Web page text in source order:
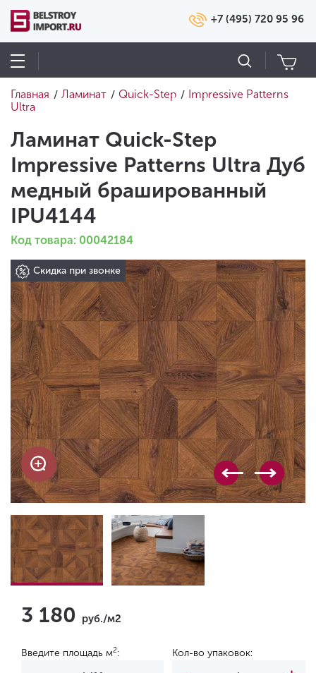
+7 (495) 720 95 96
Главная / Ламинат / Quick-Step / Impressive Patterns
Ultra
Ламинат Quick-Step
Impressive Patterns Ultra Дуб
медный брашированный
IPU4144
Код товара: 00042184
Скидка при звонке
3 180 руб./м2
Введите площадь м2: Кол-во упаковок: